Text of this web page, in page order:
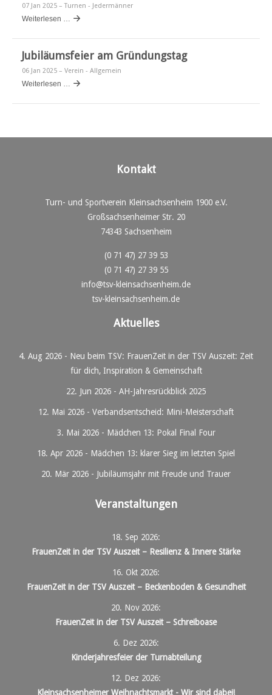
07 Jan 2025 – Turnen - Jedermänner
Weiterlesen …
Jubiläumsfeier am Gründungstag
06 Jan 2025 – Verein - Allgemein
Weiterlesen …
Kontakt
Turn- und Sportverein Kleinsachsenheim 1900 e.V.
Großsachsenheimer Str. 20
74343 Sachsenheim
(0 71 47) 27 39 53
(0 71 47) 27 39 55
info@tsv-kleinsachsenheim.de
tsv-kleinsachsenheim.de
Aktuelles
4. Aug 2026 - Neu beim TSV: FrauenZeit in der TSV Auszeit: Zeit
für dich, Inspiration & Gemeinschaft
22. Jun 2026 - AH-Jahresrückblick 2025
12. Mai 2026 - Verbandsentscheid: Mini-Meisterschaft
3. Mai 2026- Mädchen 13: Pokal Final Four
18. Apr 2026 - Mädchen 13: klarer Sieg im letzten Spiel
20. Mär 2026 - Jubiläumsjahr mit Freude und Trauer
Veranstaltungen
18. Sep 2026:
FrauenZeit in der TSV Auszeit – Resilienz & Innere Stärke
16. Okt 2026:
FrauenZeit in der TSV Auszeit – Beckenboden & Gesundheit
20. Nov 2026:
FrauenZeit in der TSV Auszeit – Schreiboase
6. Dez 2026:
Kinderjahresfeier der Turnabteilung
12. Dez 2026:
Kleinsachsenheimer Weihnachtsmarkt - Wir sind dabei!